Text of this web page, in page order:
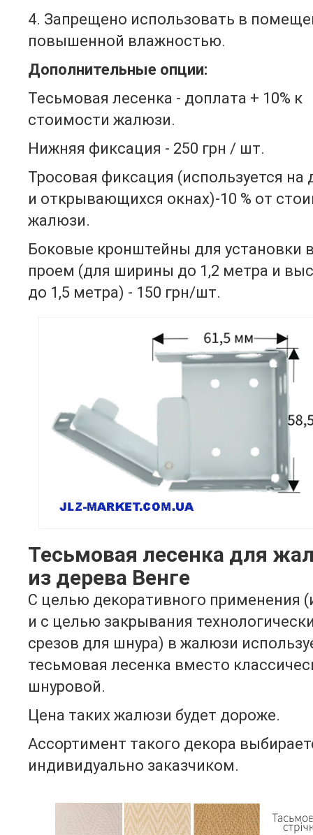
4. Запрещено использовать в
повышенной влажностью.
Дополнительные опции:
Тесьмовая лесенка - доплата + 10% к
стоимости жалюзи.
Нижняя фиксация - 250 грн / шт.
Тросовая фиксация (используется на
и открывающихся окнах)-10 % от
жалюзи.
Боковые кронштейны для установки
проем (для ширины до 1,2 метра и
до 1,5 метра) - 150 грн/шт.
Тесьмовая лесенка для
из дерева Венге
С целью декоративного применения
и с целью закрывания
срезов для шнура) в жалюзи
тесьмовая лесенка вместо
шнуровой.
Цена таких жалюзи будет дороже.
Ассортимент такого декора
индивидуально заказчиком.